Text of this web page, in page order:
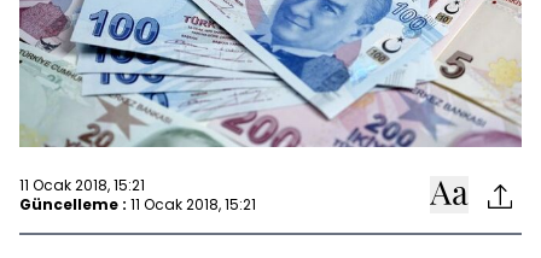
11 Ocak 2018, 15:21
Güncelleme : 11 Ocak 2018, 15:21